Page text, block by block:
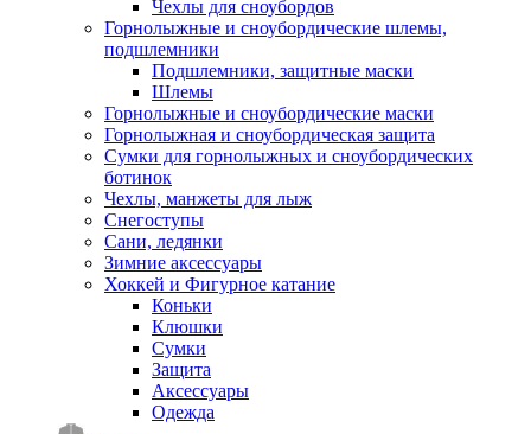
Чехлы для сноубордов
Горнолыжные и сноубордические шлемы,
подшлемники
Подшлемники, защитные маски
Шлемы
Горнолыжные и сноубордические маски
Горнолыжная и сноубордическая защита
Сумки для горнолыжных и сноубордических
ботинок
Чехлы, манжеты для лыж
Снегоступы
Сани, ледянки
Зимние аксессуары
Хоккей и Фигурное катание
Коньки
Клюшки
Сумки
Защита
Аксессуары
Одежда